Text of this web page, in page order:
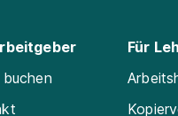
Für